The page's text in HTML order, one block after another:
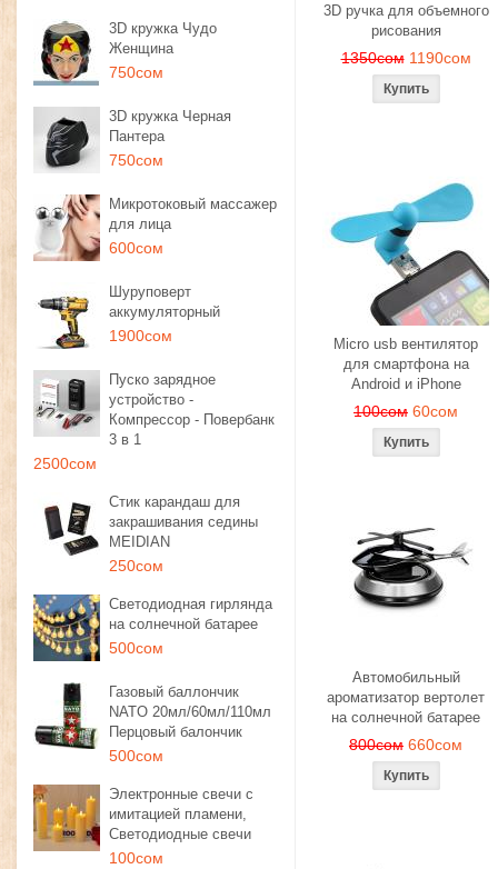
3D кружка Чудо
Женщина
750сом
3D кружка Черная
Пантера
750сом
Микротоковый массажер
для лица
600сом
Шуруповерт
аккумуляторный
1900сом
Пуско зарядное
устройство -
Компрессор - Повербанк
3 в 1
2500сом
Стик карандаш для
закрашивания седины
MEIDIAN
250сом
Светодиодная гирлянда
на солнечной батарее
500сом
Газовый баллончик
NATO 20мл/60мл/110мл
Перцовый балончик
500сом
Электронные свечи с
имитацией пламени,
Светодиодные свечи
100сом
3D ручка для объемного
рисования
1350сом 1190сом
Micro usb вентилятор
для смартфона на
Android и iPhone
100сом 60сом
Автомобильный
ароматизатор вертолет
на солнечной батарее
800сом 660сом